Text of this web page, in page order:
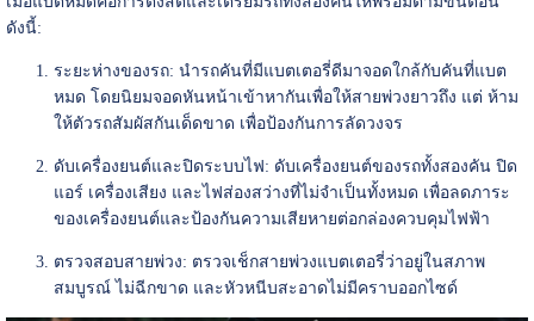
ดังนี้:
ระยะห่างของรถ: นำรถคันที่มีแบตเตอรี่ดีมาจอดใกล้กับคันที่แบต
หมด โดยนิยมจอดหันหน้าเข้าหากันเพื่อให้สายพ่วงยาวถึง แต่ ห้าม
ให้ตัวรถสัมผัสกันเด็ดขาด เพื่อป้องกันการลัดวงจร
ดับเครื่องยนต์และปิดระบบไฟ: ดับเครื่องยนต์ของรถทั้งสองคัน ปิด
แอร์ เครื่องเสียง และไฟส่องสว่างที่ไม่จำเป็นทั้งหมด เพื่อลดภาระ
ของเครื่องยนต์และป้องกันความเสียหายต่อกล่องควบคุมไฟฟ้า
ตรวจสอบสายพ่วง: ตรวจเช็กสายพ่วงแบตเตอรี่ว่าอยู่ในสภาพ
สมบูรณ์ ไม่ฉีกขาด และหัวหนีบสะอาดไม่มีคราบออกไซด์